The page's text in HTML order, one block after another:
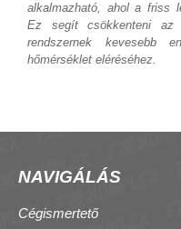
alkalmazható, ahol a friss
Ez segít csökkenteni az
rendszernek kevesebb
hőmérséklet eléréséhez.
NAVIGÁLÁS
Cégismertető